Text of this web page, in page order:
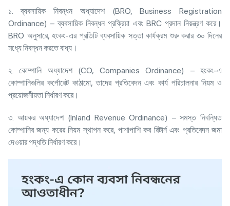
১. ব্যবসায়িক নিবন্ধন অধ্যাদেশ (BRO, Business Registration
Ordinance) – ব্যবসায়িক নিবন্ধন প্রক্রিয়া এবং BRC প্রদান নিয়ন্ত্রণ করে।
BRO অনুসারে, হংকং-এর প্রতিটি ব্যবসায়িক সত্তা কার্যক্রম শুরু করার ৩০ দিনের
মধ্যে নিবন্ধন করতে বাধ্য।
২. কোম্পানি অধ্যাদেশ (CO, Companies Ordinance) – হংকং-এ
কোম্পানিগুলির কর্পোরেট কাঠামো, তাদের প্রতিবেদন এবং কার্য পরিচালনার নিয়ম ও
প্রয়োজনীয়তা নির্ধারণ করে।
৩. আয়কর অধ্যাদেশ (Inland Revenue Ordinance) – সমস্ত নিবন্ধিত
কোম্পানির জন্য করের নিয়ম স্থাপন করে, পাশাপাশি কর রিটার্ন এবং প্রতিবেদন জমা
দেওয়ার পদ্ধতি নির্ধারণ করে।